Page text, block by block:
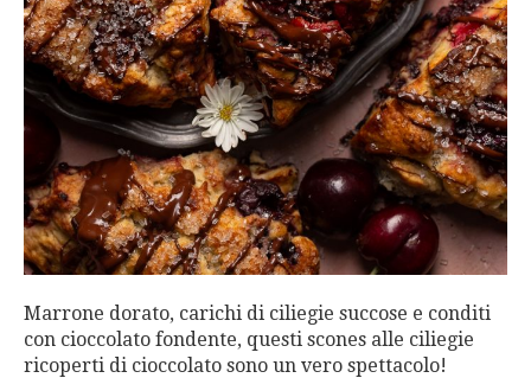
Marrone dorato, carichi di ciliegie succose e conditi
con cioccolato fondente, questi scones alle ciliegie
ricoperti di cioccolato sono un vero spettacolo!